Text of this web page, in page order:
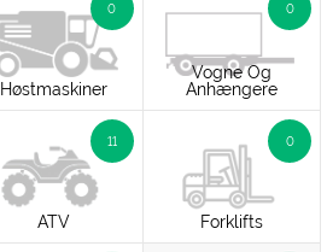
0
Høstmaskiner
0
Vogne Og
Anhængere
11
ATV
0
Forklifts